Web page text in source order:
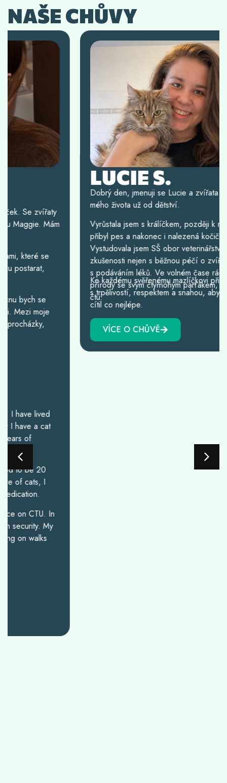
NAŠE CHŮVY
LUCIE S.
Dobrý den, jmenuji se Lucie a zvířata jsou součástí
mého života už od dětství.
Vyrůstala jsem s králíčkem, později k naší rodině
přibyl pes a nakonec i nalezená kočička.
Vystudovala jsem SŠ obor veterinářství, tudíž mám
zkušenosti nejen s běžnou péčí o zvířata, ale i
s podáváním léků. Ve volném čase ráda chodím do
přírody se svým čtyřnohým parťákem, háčkuju nebo
čtu.
Ke každému svěřenému mazlíčkovi přistupuji
s trpělivostí, respektem a snahou, aby se v mé péči
cítil co nejlépe.
VÍCE O CHŮVĚ